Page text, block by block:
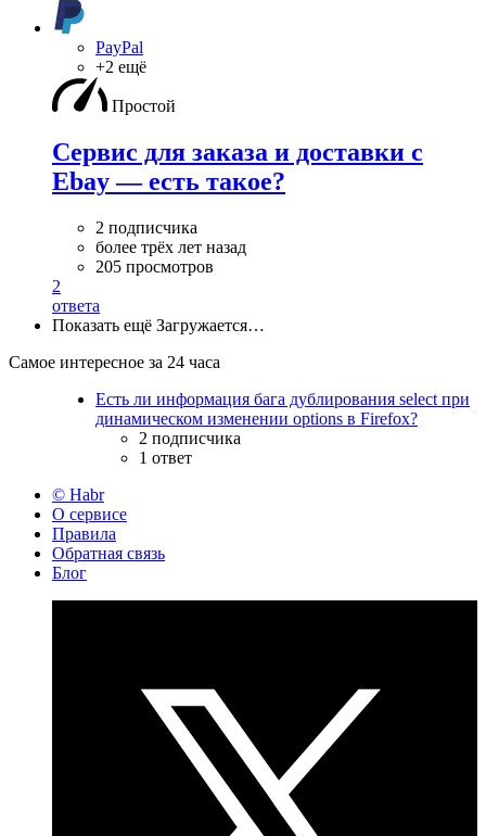
PayPal
+2 ещё
Простой
Сервис для заказа и доставки с
Ebay — есть такое?
2 подписчика
более трёх лет назад
205 просмотров
2
ответа
Показать ещё Загружается…
Самое интересное за 24 часа
Есть ли информация бага дублирования select при
динамическом изменении options в Firefox?
2 подписчика
1 ответ
© Habr
О сервисе
Правила
Обратная связь
Блог